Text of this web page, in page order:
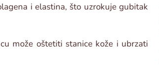
i elastina, što uzrokuje gubitak
može oštetiti stanice kože i ubrzati